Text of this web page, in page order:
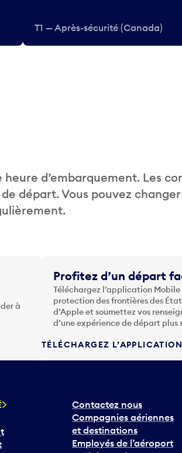
T1 — Après-sécurité (Canada)
d’embarquement. Les
départ. Vous pouvez
à
Profitez d’un départ
Téléchargez l’application
protection des frontières des
d’Apple et soumettez vos
d’une expérience de départ plus
TÉLÉCHARGEZ L’APPLICATION
Contactez nous
Compagnies aériennes
et destinations
Employés de l’aéroport